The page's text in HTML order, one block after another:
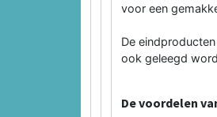
voor een
De
ook geleegd
De voordelen